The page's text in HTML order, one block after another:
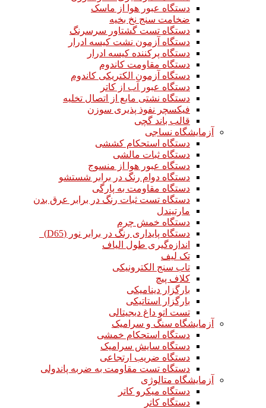
دستگاه عبور هوا از ماسک
ضخامت سنج نخ بخیه
دستگاه تست گشتاور سرسرنگ
دستگاه آزمون نشت کیسه ادرار
دستگاه پرکننده کیسه ادرار
دستگاه مقاومت کاندوم
دستگاه آزمون الکتریکی کاندوم
دستگاه عبور آب از کاتر
دستگاه نشتی مایع از اتصال تخلیه
فیکسچر نفوذ پذیری سوزن
قالب باند گچی
آزمایشگاه نساجی
دستگاه استحکام کششی
دستگاه ثبات مالشی
دستگاه عبور هوا از منسوج
دستگاه دوام رنگ در برابر شستشو
دستگاه مقاومت به پارگی
دستگاه تست ثبات رنگ در برابر عرق بدن
مارتیندل
دستگاه خمش چرم
دستگاه پایداری رنگ در برابر نور (D65)
اندازه‌گیری طول الیاف
تک لیف
تاب سنج الکترونیکی
کلاف پیچ
بارگزار دینامیکی
بارگزار استاتیکی
تست اتو داغ دیجیتالی
آزمایشگاه سنگ و سرامیک
دستگاه استحکام خمشی
دستگاه سایش سرامیک
دستگاه ضریب ارتجاعی
دستگاه تست مقاومت به ضربه پاندولی
آزمایشگاه متالوژی
دستگاه میکرو کاتر
دستگاه کاتر